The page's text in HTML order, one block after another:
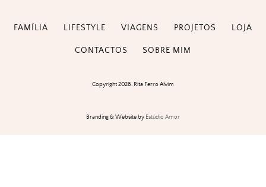
FAMÍLIA LIFESTYLE VIAGENS PROJETOS LOJA
CONTACTOS SOBRE MIM
Copyright 2026. Rita Ferro Alvim
Branding & Website by Estúdio Amor